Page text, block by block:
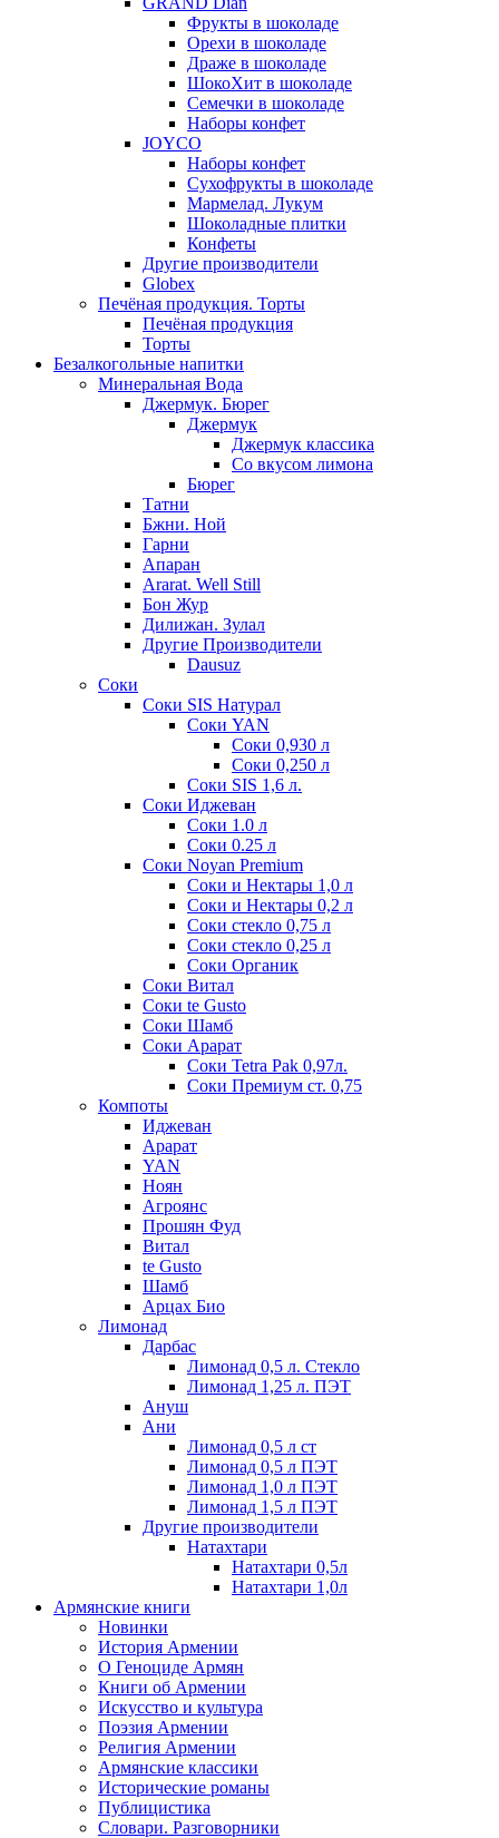
Фрукты в шоколаде
Орехи в шоколаде
Драже в шоколаде
ШокоХит в шоколаде
Семечки в шоколаде
Наборы конфет
JOYCO
Наборы конфет
Сухофрукты в шоколаде
Мармелад. Лукум
Шоколадные плитки
Конфеты
Другие производители
Globex
Печёная продукция. Торты
Печёная продукция
Торты
Безалкогольные напитки
Минеральная Вода
Джермук. Бюрег
Джермук
Джермук классика
Со вкусом лимона
Бюрег
Татни
Бжни. Ной
Гарни
Апаран
Ararat. Well Still
Бон Жур
Дилижан. Зулал
Другие Производители
Dausuz
Соки
Соки SIS Натурал
Соки YAN
Соки 0,930 л
Соки 0,250 л
Соки SIS 1,6 л.
Соки Иджеван
Соки 1.0 л
Соки 0.25 л
Соки Noyan Premium
Соки и Нектары 1,0 л
Соки и Нектары 0,2 л
Соки стекло 0,75 л
Соки стекло 0,25 л
Соки Органик
Соки Витал
Соки te Gusto
Соки Шамб
Соки Арарат
Соки Tetra Pak 0,97л.
Соки Премиум ст. 0,75
Компоты
Иджеван
Арарат
YAN
Ноян
Агроянс
Прошян Фуд
Витал
te Gusto
Шамб
Арцах Био
Лимонад
Дарбас
Лимонад 0,5 л. Стекло
Лимонад 1,25 л. ПЭТ
Ануш
Ани
Лимонад 0,5 л ст
Лимонад 0,5 л ПЭТ
Лимонад 1,0 л ПЭТ
Лимонад 1,5 л ПЭТ
Другие производители
Натахтари
Натахтари 0,5л
Натахтари 1,0л
Армянские книги
Новинки
История Армении
О Геноциде Армян
Книги об Армении
Иcкусство и культура
Поэзия Армении
Религия Армении
Армянские классики
Исторические романы
Публицистика
Словари. Разговорники